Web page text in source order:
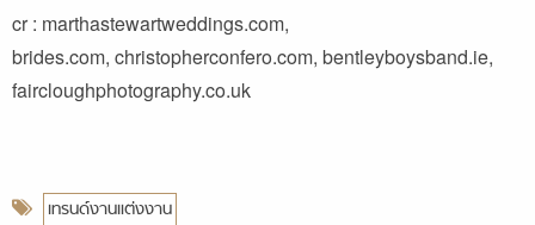
cr : marthastewartweddings.com,
brides.com, christopherconfero.com, bentleyboysband.ie,
faircloughphotography.co.uk
เทรนด์งานแต่งงาน